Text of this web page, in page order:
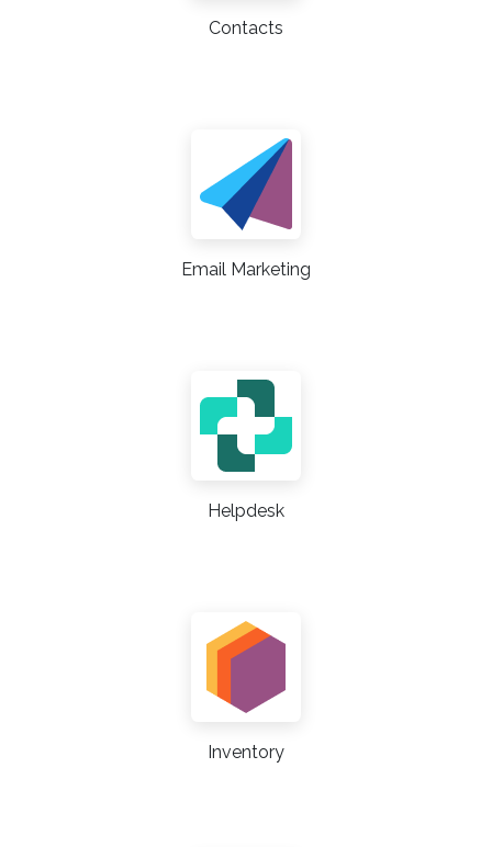
Contacts
Email Marketing
Helpdesk
Inventory